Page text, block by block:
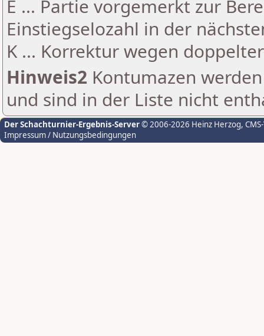
E ... Partie vorgemerkt zur
Einstiegselozahl in der
K ... Korrektur wegen
Hinweis2 Kontumazen
und sind in der Liste nicht
Der Schachturnier-Ergebnis-Server© 2006-2026 Heinz Herzog,
Impressum / Nutzungsbedingungen